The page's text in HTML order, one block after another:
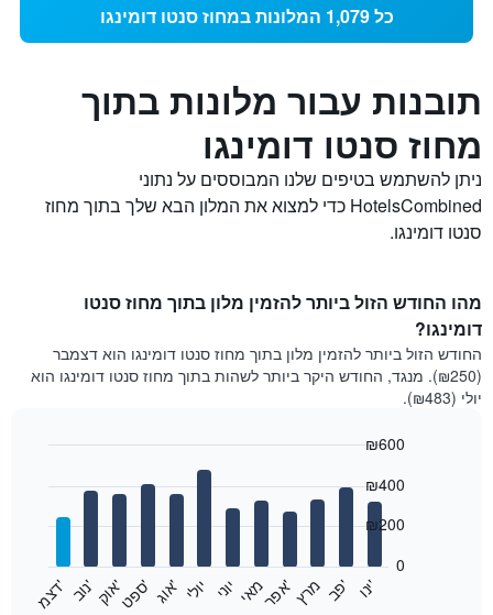
כל 1,079 המלונות במחוז סנטו דומינגו
תובנות עבור מלונות בתוך
מחוז סנטו דומינגו
ניתן להשתמש בטיפים שלנו המבוססים על נתוני
HotelsCombined כדי למצוא את המלון הבא שלך בתוך מחוז
סנטו דומינגו.
מהו החודש הזול ביותר להזמין מלון בתוך מחוז סנטו
דומינגו?
החודש הזול ביותר להזמין מלון בתוך מחוז סנטו דומינגו הוא דצמבר
(₪250). מנגד, החודש היקר ביותר לשהות בתוך מחוז סנטו דומינגו הוא
יולי (₪483).
י
נ
ו
' פ
ב​​​​​​​
' מרץא
פ
ר
' מאי יוני יולי א
ו
ג
' ס
פ
ט
' א
ו
ק
' נ
ו
ב
' ד
צ
מ
'
0
₪200
₪400
₪600